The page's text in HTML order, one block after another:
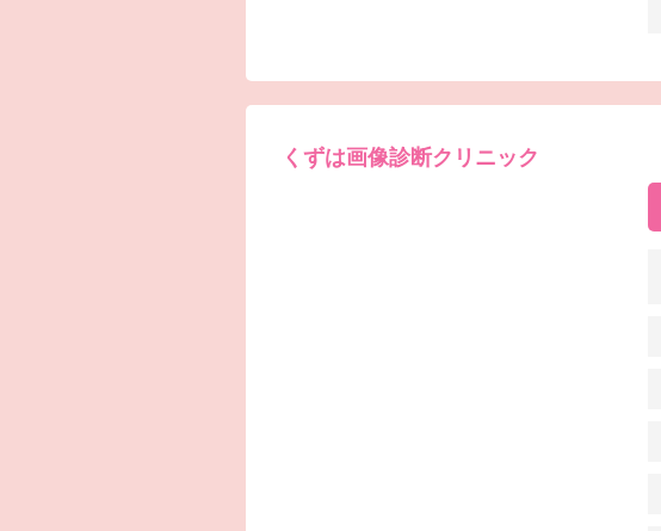
くずは画像診断クリニック